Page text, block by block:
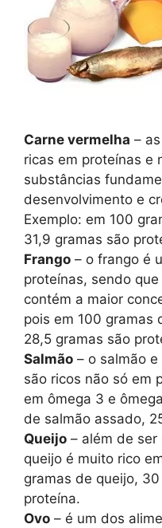
Carne vermelha –
ricas em proteínas e
substâncias
desenvolvimento e
Exemplo: em 100
31,9 gramas são
Frango – o frango é
proteínas, sendo
contém a maior
pois em 100 gramas
28,5 gramas são
Salmão – o salmão
são ricos não só em
em ômega 3 e
de salmão assado,
Queijo – além de
queijo é muito rico
gramas de queijo,
proteína.
Ovo – é um dos